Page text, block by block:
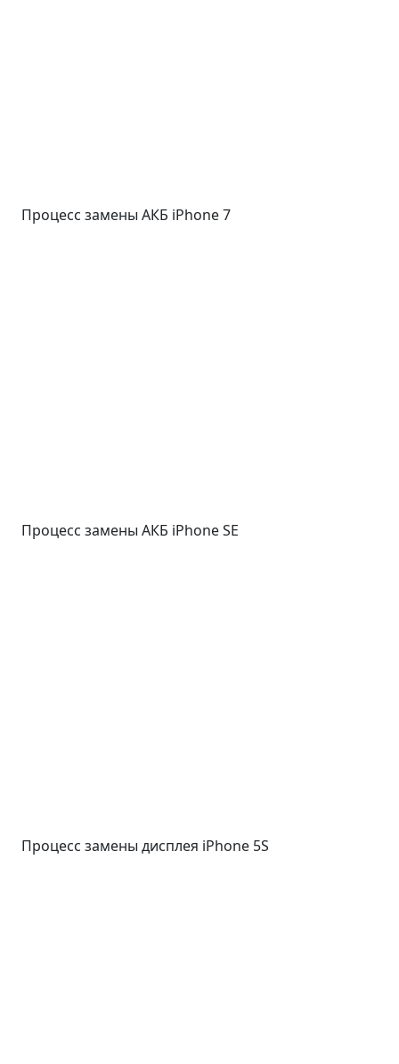
Процесс замены АКБ iPhone 7
Процесс замены АКБ iPhone SE
Процесс замены дисплея iPhone 5S